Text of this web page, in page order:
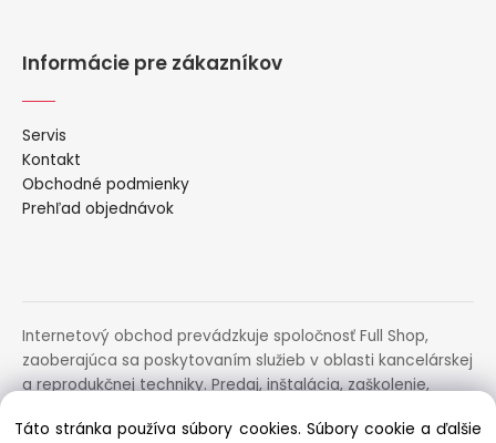
Informácie pre zákazníkov
Servis
Kontakt
Obchodné podmienky
Prehľad objednávok
Internetový obchod prevádzkuje spoločnosť Full Shop,
zaoberajúca sa poskytovaním služieb v oblasti kancelárskej
a reprodukčnej techniky. Predaj, inštalácia, zaškolenie,
zariadení.
Táto stránka používa súbory cookies. Súbory cookie a ďalšie